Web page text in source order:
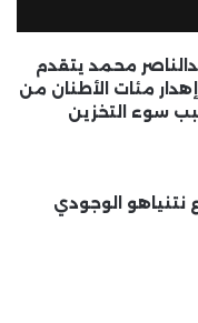
محمد يتقدم
إهدار مئات الأطنان من
سوء التخزين
الوجودي